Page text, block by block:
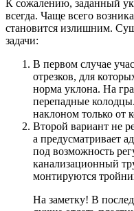
К сожалению, заданный
всегда. Чаще всего
становится излишним.
задачи:
В первом случае
отрезков, для
норма уклона. На
перепадные
наклоном только от
Второй вариант не
а предусматривает
под возможность
канализационный
монтируются
На заметку! В